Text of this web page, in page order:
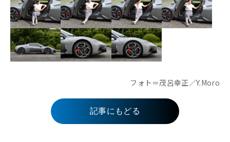
フォト＝茂呂幸正／Y.Moro
記事にもどる